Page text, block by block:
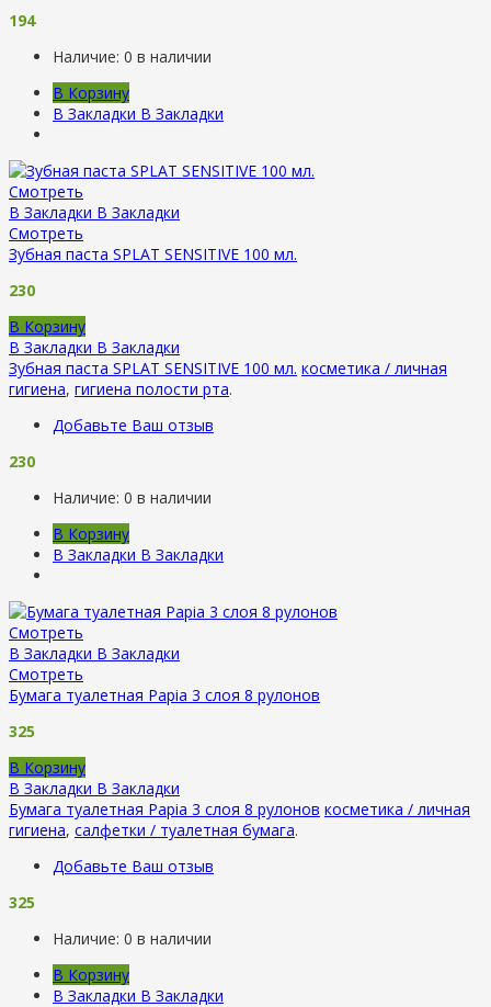
194
Наличие: 0 в наличии
В Корзину
В Закладки В Закладки
Смотреть
В Закладки В Закладки
Смотреть
Зубная паста SPLAT SENSITIVE 100 мл.
230
В Корзину
В Закладки В Закладки
Зубная паста SPLAT SENSITIVE 100 мл. косметика / личная
гигиена, гигиена полости рта.
Добавьте Ваш отзыв
230
Наличие: 0 в наличии
В Корзину
В Закладки В Закладки
Смотреть
В Закладки В Закладки
Смотреть
Бумага туалетная Papia 3 слоя 8 рулонов
325
В Корзину
В Закладки В Закладки
Бумага туалетная Papia 3 слоя 8 рулонов косметика / личная
гигиена, салфетки / туалетная бумага.
Добавьте Ваш отзыв
325
Наличие: 0 в наличии
В Корзину
В Закладки В Закладки